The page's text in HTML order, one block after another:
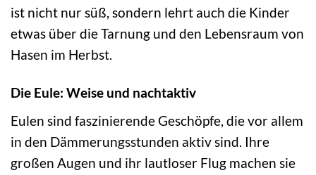
ist nicht nur süß, sondern lehrt auch die Kinder
etwas über die Tarnung und den Lebensraum von
Hasen im Herbst.
Die Eule: Weise und nachtaktiv
Eulen sind faszinierende Geschöpfe, die vor allem
in den Dämmerungsstunden aktiv sind. Ihre
großen Augen und ihr lautloser Flug machen sie